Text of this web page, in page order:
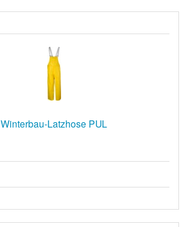
Winterbau-Latzhose PUL